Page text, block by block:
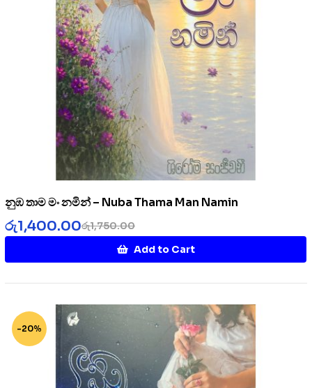
නුඹ තාම මං නමින් – Nuba Thama Man Namin
රු1,750.00
රු1,400.00
Add to Cart
-20%